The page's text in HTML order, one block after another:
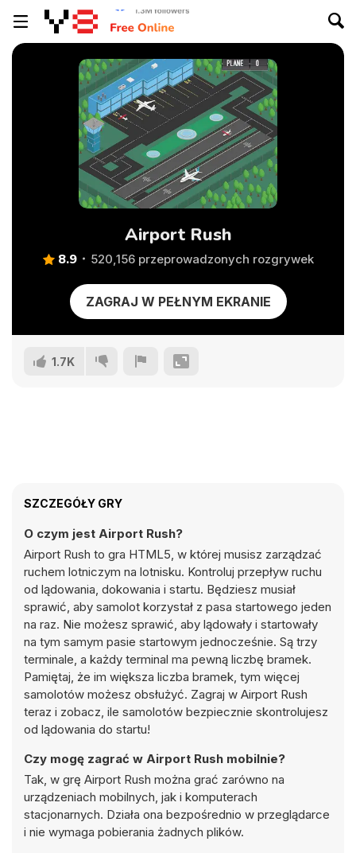
Airport Rush
8.9 520,156 przeprowadzonych rozgrywek
ZAGRAJ W PEŁNYM EKRANIE
1.7K
SZCZEGÓŁY GRY
O czym jest Airport Rush?
Airport Rush to gra HTML5, w której musisz zarządzać
ruchem lotniczym na lotnisku. Kontroluj przepływ ruchu
od lądowania, dokowania i startu. Będziesz musiał
sprawić, aby samolot korzystał z pasa startowego jeden
na raz. Nie możesz sprawić, aby lądowały i startowały
na tym samym pasie startowym jednocześnie. Są trzy
terminale, a każdy terminal ma pewną liczbę bramek.
Pamiętaj, że im większa liczba bramek, tym więcej
samolotów możesz obsłużyć. Zagraj w Airport Rush
teraz i zobacz, ile samolotów bezpiecznie skontrolujesz
od lądowania do startu!
Czy mogę zagrać w Airport Rush mobilnie?
Tak, w grę Airport Rush można grać zarówno na
urządzeniach mobilnych, jak i komputerach
stacjonarnych. Działa ona bezpośrednio w przeglądarce
i nie wymaga pobierania żadnych plików.